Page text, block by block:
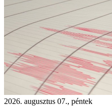
2026. augusztus 07., péntek